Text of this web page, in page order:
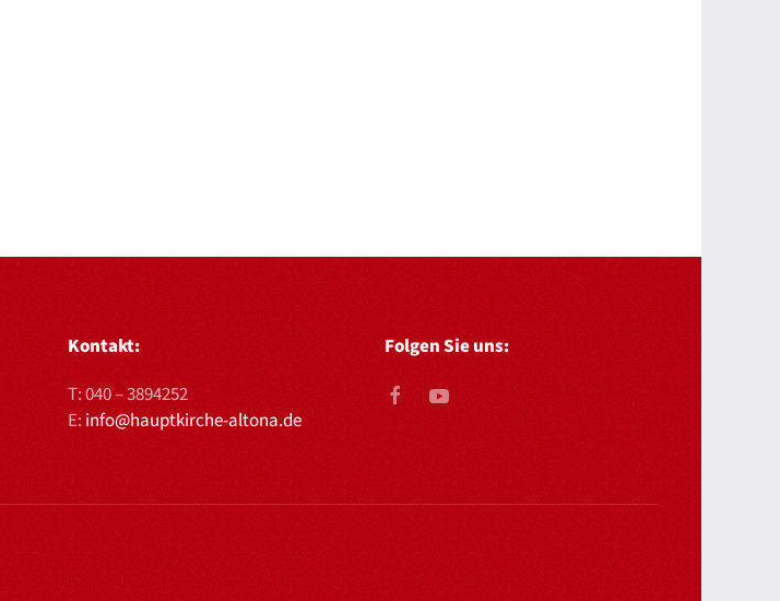
Kontakt:
T:040 – 3894252
E: info@hauptkirche-altona.de
Folgen Sie uns: